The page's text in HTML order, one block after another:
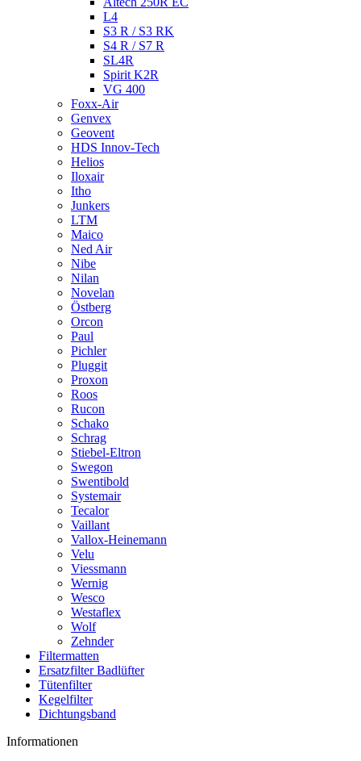
L4
S3 R / S3 RK
S4 R / S7 R
SL4R
Spirit K2R
VG 400
Foxx-Air
Genvex
Geovent
HDS Innov-Tech
Helios
Iloxair
Itho
Junkers
LTM
Maico
Ned Air
Nibe
Nilan
Novelan
Östberg
Orcon
Paul
Pichler
Pluggit
Proxon
Roos
Rucon
Schako
Schrag
Stiebel-Eltron
Swegon
Swentibold
Systemair
Tecalor
Vaillant
Vallox-Heinemann
Velu
Viessmann
Wernig
Wesco
Westaflex
Wolf
Zehnder
Filtermatten
Ersatzfilter Badlüfter
Tütenfilter
Kegelfilter
Dichtungsband
Informationen